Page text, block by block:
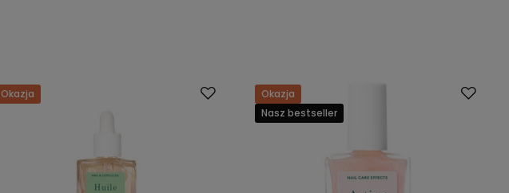
Okazja
Okazja
Nasz bestseller